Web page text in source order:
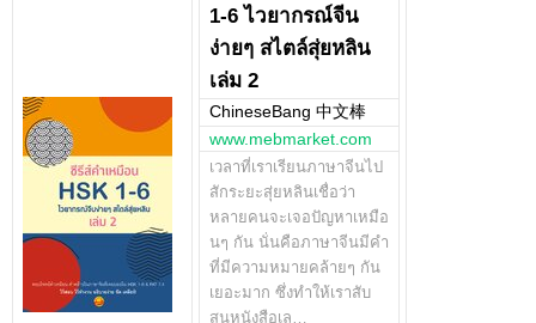
1-6 ไวยากรณ์จีน
ง่ายๆ สไตล์สุ่ยหลิน
เล่ม 2
ChineseBang 中文棒
www.mebmarket.com
เวลาที่เราเรียนภาษาจีนไป
สักระยะสุ่ยหลินเชื่อว่า
หลายคนจะเจอปัญหาเหมือ
นๆ กัน นั่นคือภาษาจีนมีคำ
ที่มีความหมายคล้ายๆ กัน
เยอะมาก ซึ่งทำให้เราสับ
สนหนังสือเล…